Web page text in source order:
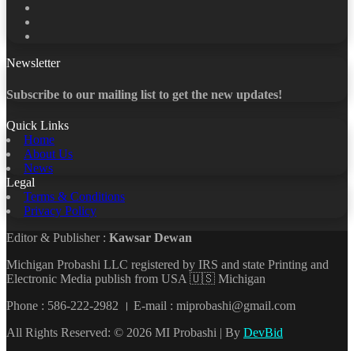
Newsletter
Subscribe to our mailing list to get the new updates!
Quick Links
Home
About Us
News
Legal
Terms & Conditions
Privacy Policy
Editor & Publisher : Kawsar Dewan
Michigan Probashi LLC registered by IRS and state Printing and
Electronic Media publish from USA 🇺🇸 Michigan
Phone : 586-222-2982 । E-mail : miprobashi@gmail.com
All Rights Reserved: © 2026 MI Probashi | By DevBid